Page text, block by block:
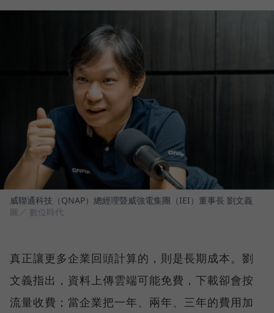
威聯通科技（QNAP）總經理暨威強電集團（IEI）董事長 劉文義
圖／ 數位時代
真正讓更多企業回頭計算的，則是長期成本。劉
文義指出，資料上傳雲端可能免費，下載卻會按
流量收費；當企業把一年、兩年、三年的費用加